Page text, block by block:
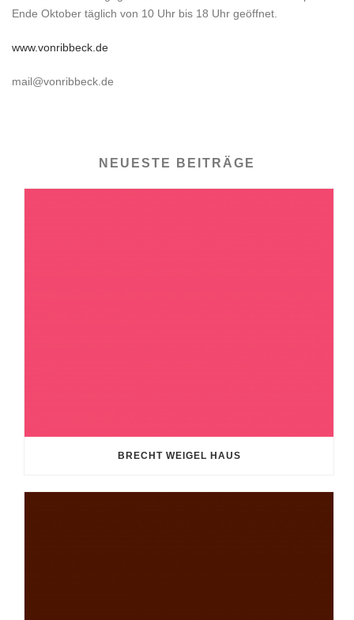
Ende Oktober täglich von 10 Uhr bis 18 Uhr geöffnet.
www.vonribbeck.de
mail@vonribbeck.de
NEUESTE BEITRÄGE
BRECHT WEIGEL HAUS